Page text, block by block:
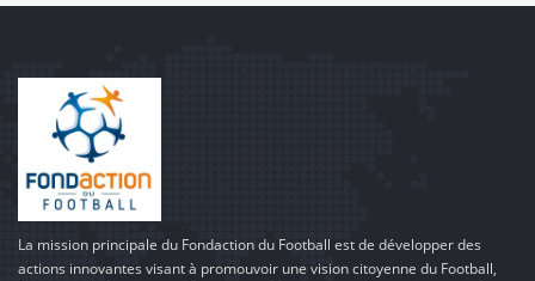
La mission principale du Fondaction du Football est de développer des
actions innovantes visant à promouvoir une vision citoyenne du Football,